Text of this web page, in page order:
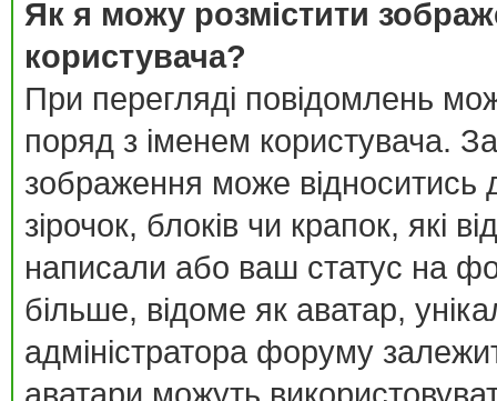
Як я можу розмістити
користувача?
При перегляді повідомлень
поряд з іменем користувача.
зображення може відноситись
зірочок, блоків чи крапок, які
написали або ваш статус на
більше, відоме як аватар,
адміністратора форуму